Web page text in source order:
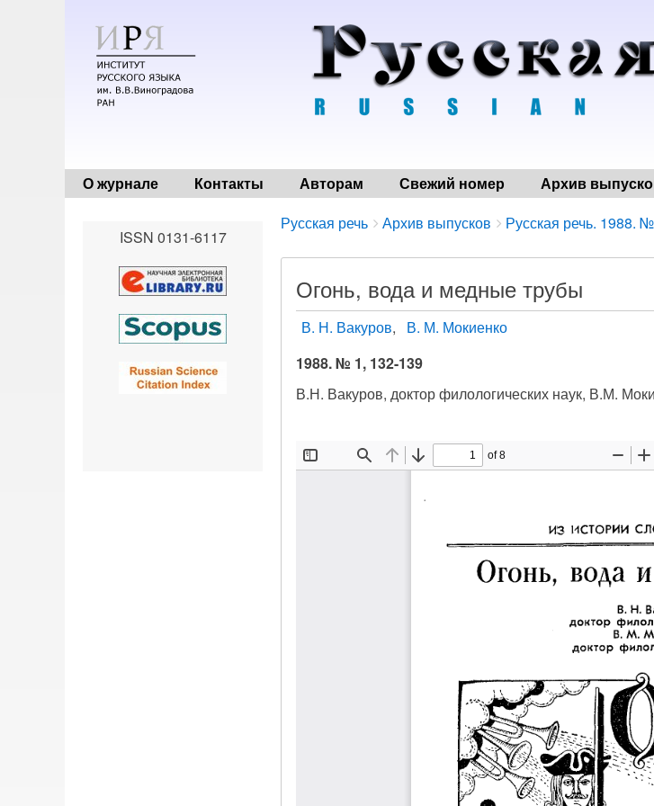
О журнале Контакты Авторам Свежий номер Архив
Breadcrumbs
You
here:
Русская речь Архив выпусков Русская речь. 1988.
Огонь, вода и медные трубы
В. Н. Вакуров
В. М. Мокиенко
1988. № 1, 132-139
В.Н. Вакуров, доктор филологических наук, В.М.
ISSN 0131-6117